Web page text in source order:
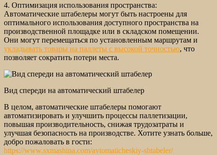
4. Оптимизация использования пространства:
Автоматические штабелеры могут быть настроены для
оптимального использования доступного пространства на
производственной площадке или в складском помещении.
Они могут перемещаться по установленным маршрутам и
укладывать товары на паллеты с высокой точностью, что
позволяет сократить потери места.
Вид спереди на автоматический штабелер
В целом, автоматические штабелеры помогают
автоматизировать и улучшить процессы паллетизации,
повышая производительность, снижая трудозатраты и
улучшая безопасность на производстве. Хотите узнать больше,
добро пожаловать в гости:
https://www.sxmashina.com/avtomaticheskiy-shtabeler/